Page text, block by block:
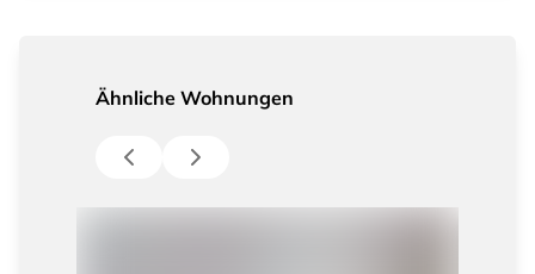
Ähnliche Wohnungen